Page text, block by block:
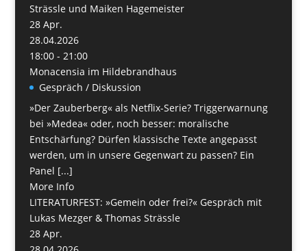
Strässle und Maiken Hagemeister
28 Apr.
28.04.2026
18:00 - 21:00
Monacensia im Hildebrandhaus
Gespräch / Diskussion
»Der Zauberberg« als Netflix-Serie? Triggerwarnung
bei »Medea« oder, noch besser: moralische
Entschärfung? Dürfen klassische Texte angepasst
werden, um in unsere Gegenwart zu passen? Ein
Panel [...]
More Info
LITERATURFEST: »Gemein oder frei?« Gespräch mit
Lukas Mezger & Thomas Strässle
28 Apr.